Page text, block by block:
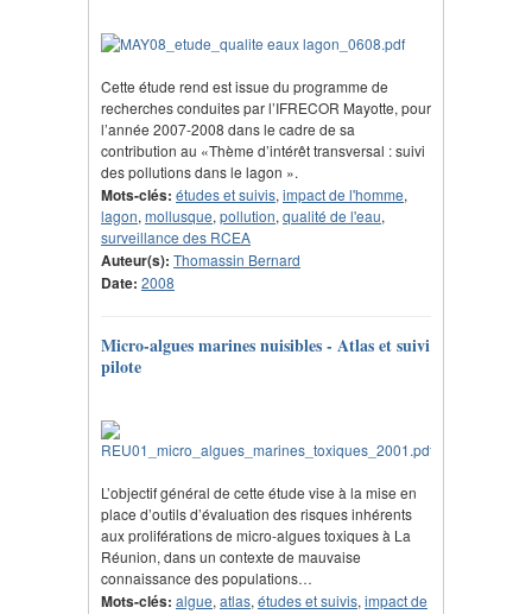
Cette étude rend est issue du programme de
recherches conduites par l’IFRECOR Mayotte, pour
l’année 2007-2008 dans le cadre de sa
contribution au «Thème d’intérêt transversal : suivi
des pollutions dans le lagon ».
Mots-clés: études et suivis, impact de l'homme,
lagon, mollusque, pollution, qualité de l'eau,
surveillance des RCEA
Auteur(s): Thomassin Bernard
Date: 2008
Micro-algues marines nuisibles - Atlas et suivi
pilote
L’objectif général de cette étude vise à la mise en
place d’outils d’évaluation des risques inhérents
aux proliférations de micro-algues toxiques à La
Réunion, dans un contexte de mauvaise
connaissance des populations…
Mots-clés: algue,atlas,études et suivis,impact de